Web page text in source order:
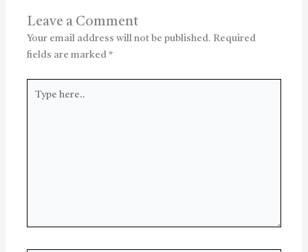
Leave a Comment
Your email address will not be published. Required
fields are marked*
here..